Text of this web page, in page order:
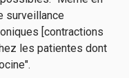
surveillance
[contractions
les patientes dont